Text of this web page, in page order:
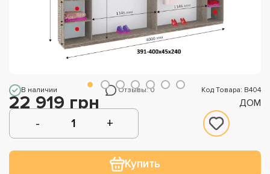
В наличии Отзывы: 0 Код Товара: В404
22 919 грн ДОМ
Купить